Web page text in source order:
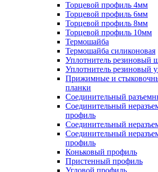
Торцевой профиль 4мм
Торцевой профиль 6мм
Торцевой профиль 8мм
Торцевой профиль 10мм
Термошайба
Термошайба силиконовая
Уплотнитель резиновый
Уплотнитель резиновый
Прижимные и
планки
Соединительный
Соединительный
профиль
Соединительный
Соединительный
профиль
Коньковый профиль
Пристенный профиль